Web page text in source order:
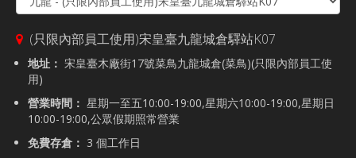
(只限內部員工使用)宋皇臺九龍城倉驛站K07
地址： 宋皇臺木廠街17號菜鳥九龍城倉(菜鳥)(只限內部員工使
用)
營業時間： 星期一至五10:00-19:00,星期六10:00-19:00,星期日
10:00-19:00,公眾假期照常營業
免費存倉： 3 個工作日